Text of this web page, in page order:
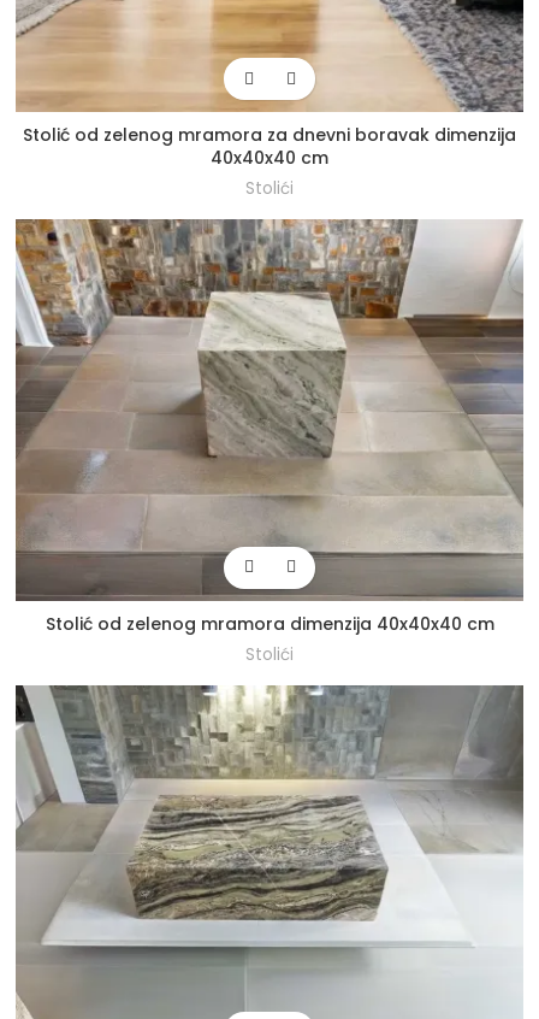
Stolić od zelenog mramora za dnevni boravak dimenzija
40x40x40 cm
Stolići
Stolić od zelenog mramora dimenzija 40x40x40 cm
Stolići